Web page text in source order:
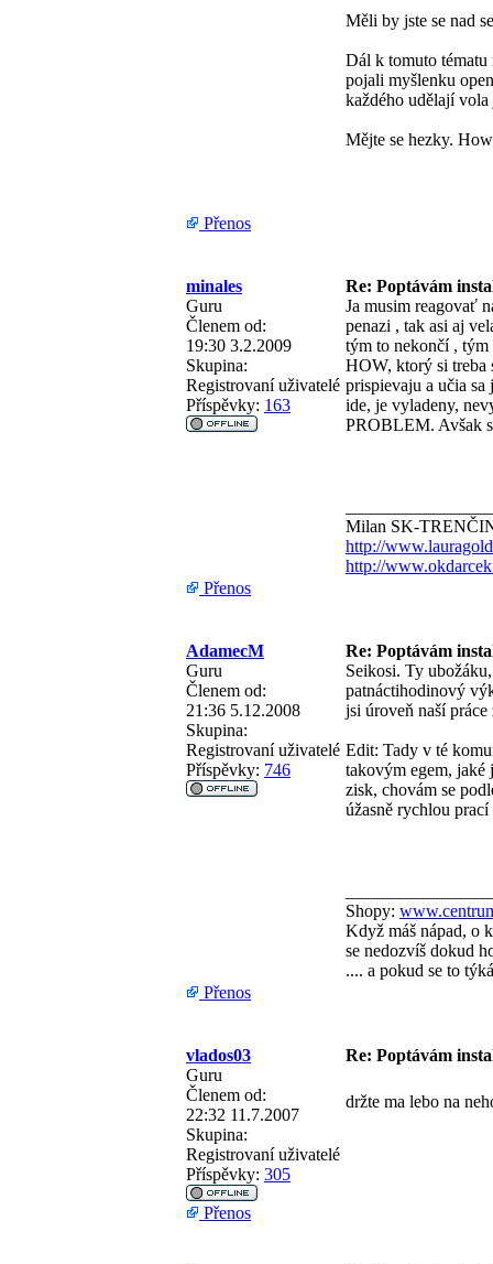
Měli by jste se nad
Dál k tomuto tématu
pojali myšlenku
každého udělají
Mějte se hezky.
Přenos
minales
Re: Poptávám
Guru
Členem od:
19:30 3.2.2009
Skupina:
Registrovaní uživatelé
Příspěvky: 163
Ja musim reagovať
penazi , tak asi aj
tým to nekončí ,
HOW, ktorý si treba
prispievaju a učia sa
ide, je vyladeny,
PROBLEM. Avšak
Milan SK-
http://
http://
Přenos
AdamecM
Re: Poptávám
Guru
Členem od:
21:36 5.12.2008
Skupina:
Registrovaní uživatelé
Příspěvky: 746
Seikosi. Ty
patnáctihodinový
jsi úroveň naší
Edit: Tady v té
takovým egem, jaké
zisk, chovám se
úžasně rychlou
Shopy:
Když máš nápad, o
se nedozvíš dokud
.... a pokud se to
Přenos
vlados03
Re: Poptávám
Guru
Členem od:
22:32 11.7.2007
Skupina:
Registrovaní uživatelé
Příspěvky: 305
držte ma lebo na
Přenos